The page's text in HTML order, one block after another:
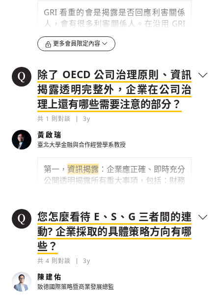
標準。另外不可忽視的是TCFD（Task
Force on Climate-Related Financial
Disclosures）氣候相關財務揭露，這談
到很多氣候風險與財務的連結與績效評
估，以及 SASB 永續會計準則委員會
Standards Board），從財務、投資者角
度的溝通來做永續揭露框架。
企業揭露的資訊是否可靠、能不能經得起
考驗，第三方的查證 / 確信會是重點，這
也是現在大家一直在推動的...
0 3y
檢舉留言
為了符合國際需求，GRI、TCFD 等國際標準框
架訂得會比較彈性，在揭露上是很好的指引框
檢舉留言
GRI 看重的會是揭露是否回應利害關係
人，會有很多利害關係人。在沿用 GRI
框架時，會考慮到投資人、員工、供應
鏈、媒體等等，這些都是很重要的利害關
利害關係人，了解他們對於企業的期待，
針對他們所在意的來回應。
而 SASB 要溝通的對象就只有一個：資本
市場和投資人，所以看它的揭露框架會比
較直接，因為要溝通的對象很單純。
TCFD 則是指引，具有較大的彈性原則，
有適用各產業的特性，代表這些指引是企
一個值得參考的文件...
0 3y
以會有相同要求揭露的地方。但因為要報告的
對象不同，所以還是有
檢舉留言
更多會員限定內容
除了 OECD 公司治理原則、資訊
揭露透明完整外，企業在公司治
理上還有哪些需要注意的部分？
共 1 則對談 3y
黃啟瑞
臺北大學金融與合作經營學系教授
第一， 資訊揭露 ：企業應正確、即時充分
公開透明揭露所有重大事項，包括：財務
利害關係人有關的資訊等。
第二，反貪腐：不得向官員行賄，並抵制
官員索賄及勒索之行為、制定內部控制機
制，預防相關行為發生。
第三，確保消費者權益
健康及安全標準、提供正確產品資訊，不
作欺騙、誤導、詐欺或不公平的聲明等。
您怎麼看待 E、S、G 三者間的連
動? 企業採取的具體策略方向有哪
些？
共 4 則對談 3y
陳建佑
致德國際策略暨商業發展總監